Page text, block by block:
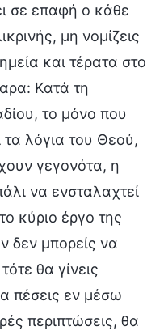
σε επαφή ο κάθε
μη νομίζεις
και τέρατα στο
Κατά τη
το μόνο που
τα λόγια του Θεού,
γεγονότα, η
να ενσταλαχτεί
κύριο έργο της
δεν μπορείς να
θα γίνεις
πέσεις εν μέσω
περιπτώσεις, θα